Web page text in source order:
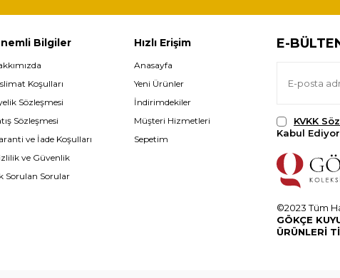
Bilgiler
Koşulları
Sözleşmesi
Sözleşmesi
ve İade Koşulları
ve Güvenlik
Sorulan Sorular
Hızlı Erişim
Anasayfa
Yeni Ürünler
İndirimdekiler
Müşteri Hizmetleri
Sepetim
E-
KVKK
Kabul
©2023 Tüm
GÖKÇE
ÜRÜNLERİ